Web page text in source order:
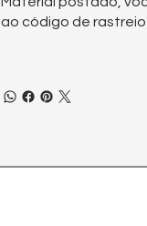
ao código de rastreio